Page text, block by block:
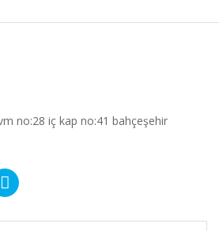
no:28 iç kap no:41 bahçeşehir